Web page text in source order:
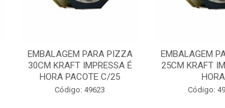
EMBALAGEM PARA PIZZA
30CM KRAFT IMPRESSA É
HORA PACOTE C/25
Código: 49623
EMBALAGEM
25CM KRAFT
HORA
Código: